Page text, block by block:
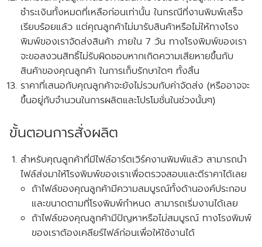
ชำระเงินทั้งหมดที่เหลือก่อนเท่านั้น ในกรณีที่งานพิมพ์เสร็จ
เรียบร้อยแล้ว แต่คุณลูกค้าไม่มารับสินค้าหรือไม่ให้ทางโรง
พิมพ์ของเราจัดส่งสินค้า ภายใน 7 วัน ทางโรงพิมพ์ของเรา
จะขอสงวนสิทธิ์ไม่รับผิดชอบหากเกิดความเสียหายขึ้นกับ
สินค้าของคุณลูกค้า ในการเก็บรักษาใดๆ ทั้งสิ้น
ราคาที่เสนอกับคุณลูกค้าจะยังไม่รวมกับค่าจัดส่ง(หรืออาจจะ
ขึ้นอยู่กับจำนวนในการผลิตและโปรโมชั่นในช่วงนั้นๆ)
ขั้นตอนการสั่งผลิต
สำหรับคุณลูกค้าที่มีไฟล์อาร์ตเวิร์คงานพิมพ์แล้ว สามารถนำ
ไฟล์ส่งมาให้โรงพิมพ์ของเราเพื่อตรวจสอบและตีราคาได้เลย
ถ้าไฟล์ของคุณลูกค้ามีความสมบูรณ์ทั้งด้านองค์ประกอบ
และขนาดตามที่โรงพิมพ์กำหนด สามารถเริ่มงานได้เลย
ถ้าไฟล์ของคุณลูกค้ามีปัญหาหรือไม่สมบูรณ์ ทางโรงพิมพ์
ของเราต้องเคลียร์ไฟล์ก่อนเพื่อให้ใช้งานได้